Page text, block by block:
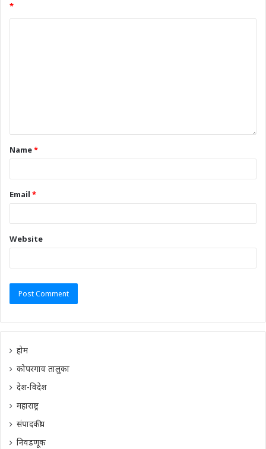
*
Name*
Email *
Website
होम
कोपरगाव तालुका
देश-विदेश
महाराष्ट्र
संपादकीय
निवडणूक